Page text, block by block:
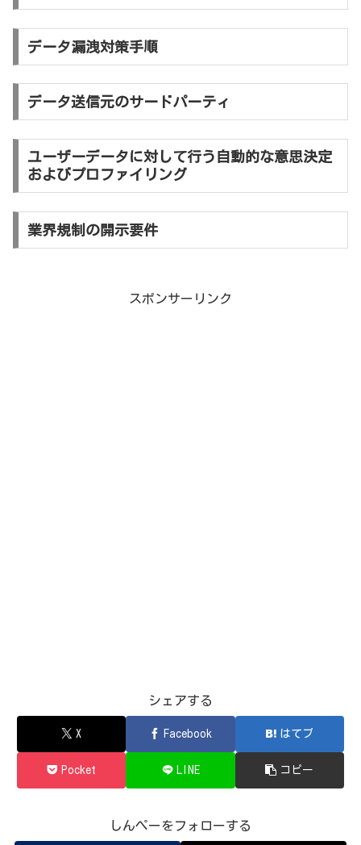
データ漏洩対策手順
データ送信元のサードパーティ
ユーザーデータに対して行う自動的な意思決定
およびプロファイリング
業界規制の開示要件
スポンサーリンク
シェアする
X Facebook はてブ
Pocket LINE コピー
しんぺーをフォローする